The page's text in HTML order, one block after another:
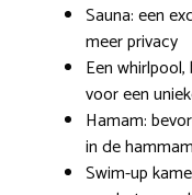
Sauna: een
meer privacy
Een
voor een
Hamam:
in de hammam
Swim-up